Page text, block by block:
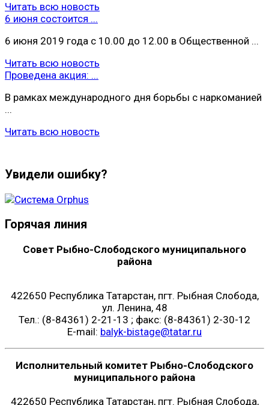
Читать всю новость
6 июня состоится ...
6 июня 2019 года с 10.00 до 12.00 в Общественной ...
Читать всю новость
Проведена акция: ...
В рамках международного дня борьбы с наркоманией
...
Читать всю новость
Увидели ошибку?
Горячая линия
Совет Рыбно-Слободского муниципального
района
422650 Республика Татарстан, пгт. Рыбная Слобода,
ул. Ленина, 48
Тел.: (8-84361) 2-21-13 ; факс: (8-84361) 2-30-12
E-mail: balyk-bistage@tatar.ru
Исполнительный комитет Рыбно-Слободского
муниципального района
422650 Республика Татарстан, пгт. Рыбная Слобода,